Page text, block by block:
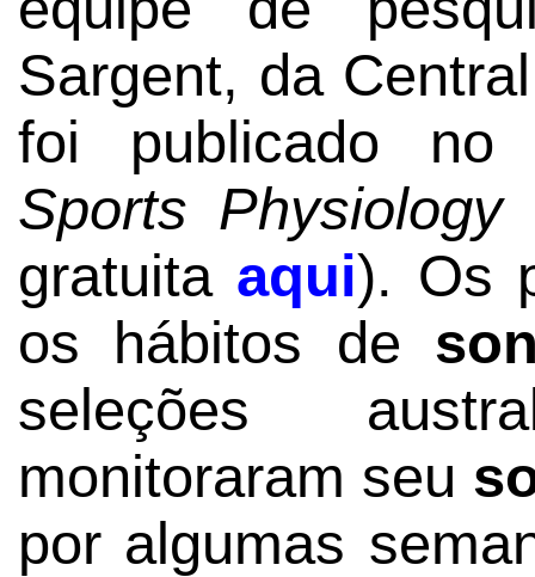
Sargent, da
foi publicado
Sports Physiology
gratuita aqui). Os
os hábitos de
seleções
monitoraram seu
por algumas